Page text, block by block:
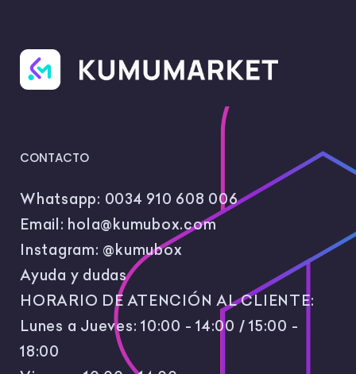
CONTACTO
Whatsapp: 0034 910 608 006
Email: hola@kumubox.com
Instagram: @kumubox
Ayuda y dudas
HORARIO DE ATENCIÓN AL CLIENTE:
Lunes a Jueves: 10:00 - 14:00 / 15:00 -
18:00